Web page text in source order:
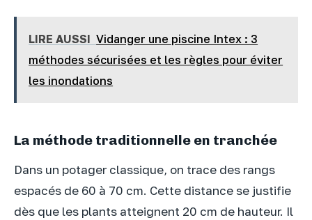
LIRE AUSSI Vidanger une piscine Intex : 3
méthodes sécurisées et les règles pour éviter
les inondations
La méthode traditionnelle en tranchée
Dans un potager classique, on trace des rangs
espacés de 60 à 70 cm. Cette distance se justifie
dès que les plants atteignent 20 cm de hauteur. Il